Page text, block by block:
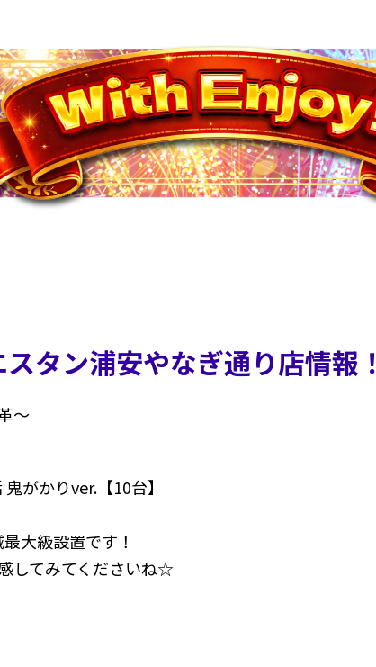
タン浦安やなぎ通り店情報！
～
がかりver.【10台】
大級設置です！
してみてくださいね☆